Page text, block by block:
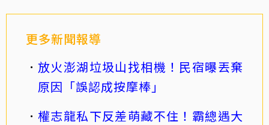
更多新聞報導
放火澎湖垃圾山找相機！民宿曝丟棄
原因「誤認成按摩棒」
權志龍私下反差萌藏不住！霸總遇大